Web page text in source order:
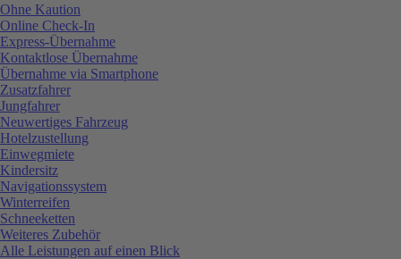
Ohne Kaution
Online Check-In
Express-Übernahme
Kontaktlose Übernahme
Übernahme via Smartphone
Zusatzfahrer
Jungfahrer
Neuwertiges Fahrzeug
Hotelzustellung
Einwegmiete
Kindersitz
Navigationssystem
Winterreifen
Schneeketten
Weiteres Zubehör
Alle Leistungen auf einen Blick